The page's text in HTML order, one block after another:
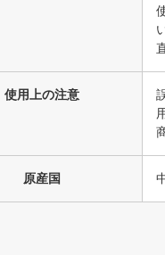
使用上の注意
原産国